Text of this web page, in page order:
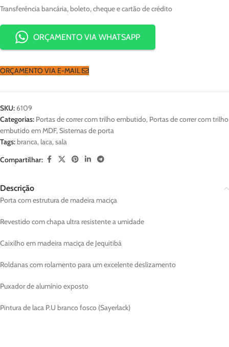
Transferência bancária, boleto, cheque e cartão de crédito
ORÇAMENTO VIA WHATSAPP
ORÇAMENTO VIA E-MAIL
SKU: 6109
Categorias: Portas de correr com trilho embutido, Portas de correr com trilho
embutido em MDF,Sistemas de porta
Tags: branca, laca,sala
Compartilhar:
Descrição
Porta com estrutura de madeira maciça
Revestido com chapa ultra resistente a umidade
Caixilho em madeira maciça de Jequitibá
Roldanas com rolamento para um excelente deslizamento
Puxador de alumínio exposto
Pintura de laca P.U branco fosco (Sayerlack)